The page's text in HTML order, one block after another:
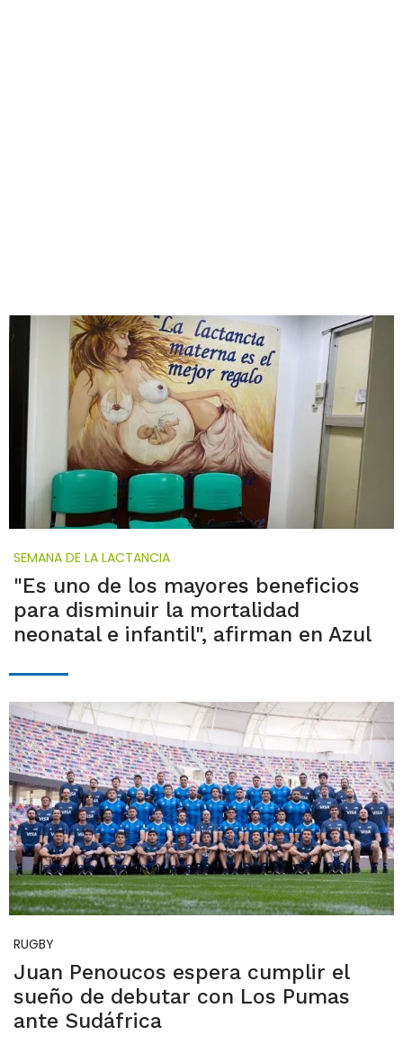
SEMANA DE LA LACTANCIA
"Es uno de los mayores beneficios
para disminuir la mortalidad
neonatal e infantil", afirman en Azul
RUGBY
Juan Penoucos espera cumplir el
sueño de debutar con Los Pumas
ante Sudáfrica